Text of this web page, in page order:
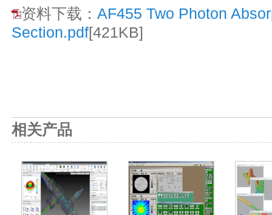
资料下载： AF455 Two Photon
Section.pdf[421KB]
相关产品